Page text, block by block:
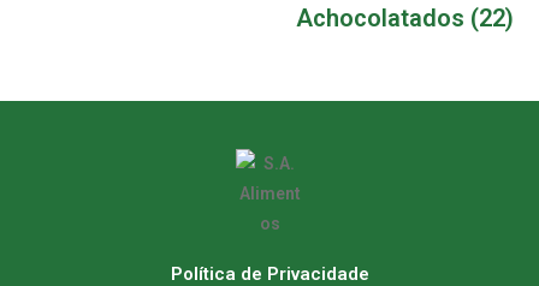
Achocolatados (22)
Política de Privacidade